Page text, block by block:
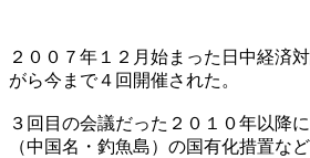
２００７年１２月始まった日中経済
がら今まで４回開催された。
３回目の会議だった２０１０年以降
（中国名・釣魚島）の国有化措置な